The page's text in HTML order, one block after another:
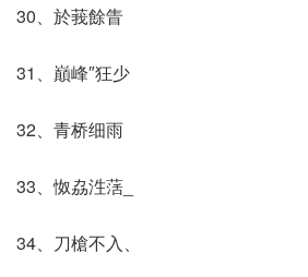
30、於莪餘眚
31、巔峰″狂少
32、青桥细雨
33、怓劦泩萿_
34、刀槍不入、